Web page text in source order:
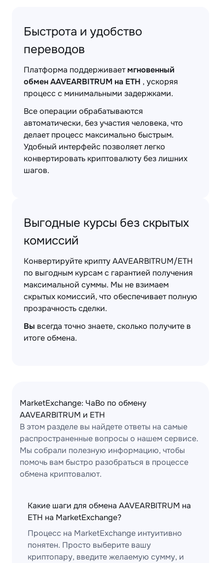
Быстрота и удобство
переводов
Платформа поддерживаетмгновенный
обмен AAVEARBITRUM на ETH , ускоряя
процесс с минимальными задержками.
Все операции обрабатываются
автоматически, без участия человека, что
делает процесс максимально быстрым.
Удобный интерфейс позволяет легко
конвертировать криптовалюту без лишних
шагов.
Выгодные курсы без скрытых
комиссий
Конвертируйте крипту AAVEARBITRUM/ETH
по выгодным курсам с гарантией получения
максимальной суммы. Мы не взимаем
скрытых комиссий, что обеспечивает полную
прозрачность сделки.
Вы всегда точно знаете, сколько получите в
итоге обмена.
MarketExchange: ЧаВо по обмену
AAVEARBITRUM и ETH
В этом разделе вы найдете ответы на самые
распространенные вопросы о нашем сервисе.
Мы собрали полезную информацию, чтобы
помочь вам быстро разобраться в процессе
обмена криптовалют.
Какие шаги для обмена AAVEARBITRUM на
ETH на MarketExchange?
Процесс на MarketExchange интуитивно
понятен. Просто выберите вашу
криптопару, введите желаемую сумму, и